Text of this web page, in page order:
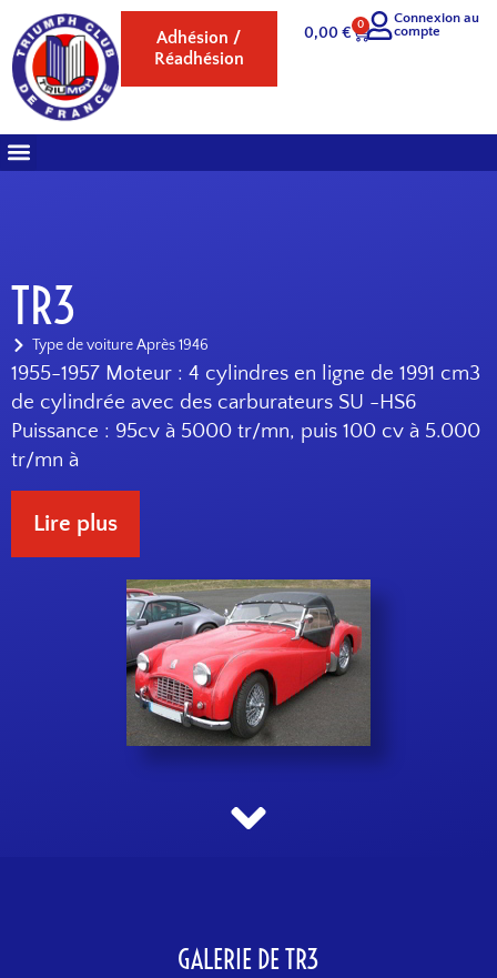
Adhésion /
Réadhésion
0,00€ 0
Connexion au
compte
TR3
Type de voitureAprès 1946
1955-1957 Moteur : 4 cylindres en ligne de 1991 cm3
de cylindrée avec des carburateurs SU -HS6
Puissance : 95cv à 5000 tr/mn, puis 100 cv à 5.000
tr/mn à
Lire plus
GALERIE DE TR3